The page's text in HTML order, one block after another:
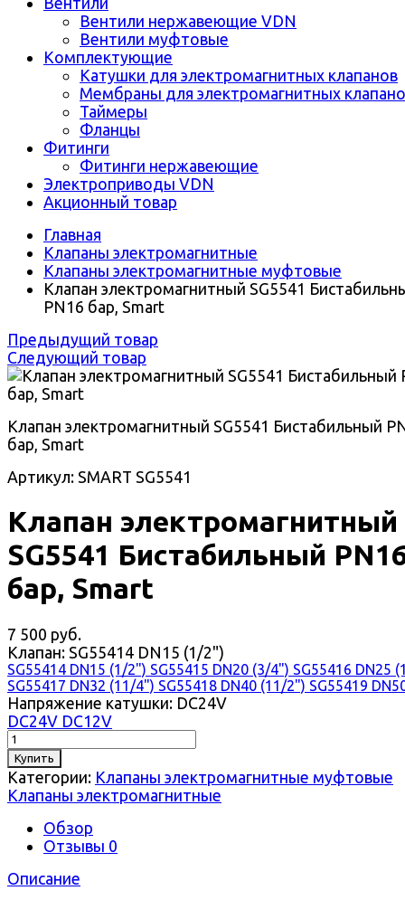
Вентили нержавеющие VDN
Вентили муфтовые
Комплектующие
Катушки для электромагнитных клапанов
Мембраны для электромагнитных
Таймеры
Фланцы
Фитинги
Фитинги нержавеющие
Электроприводы VDN
Акционный товар
Главная
Клапаны электромагнитные
Клапаны электромагнитные муфтовые
Клапан электромагнитный SG5541
PN16 бар, Smart
Предыдущий товар
Следующий товар
Клапан электромагнитный SG5541 Бистабильный
бар, Smart
Артикул: SMART SG5541
Клапан электромагнитный
SG5541 Бистабильный
бар, Smart
7 500 руб.
Клапан: SG55414 DN15 (1/2")
SG55414 DN15 (1/2") SG55415 DN20 (3/4") SG55416 DN25
SG55417 DN32 (11/4") SG55418 DN40 (11/2") SG55419
Напряжение катушки: DC24V
DC24V DC12V
Купить
Категории: Клапаны электромагнитные муфтовые
Клапаны электромагнитные
Обзор
Отзывы 0
Описание